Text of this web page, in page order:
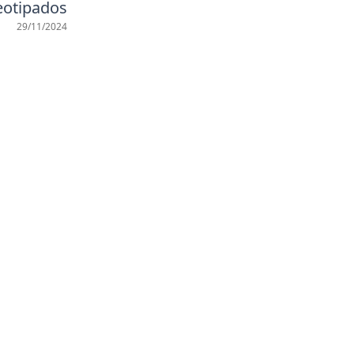
29/11/2024